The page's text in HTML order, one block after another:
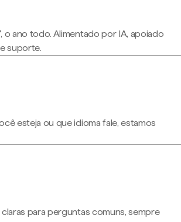
o ano todo. Alimentado por IA, apoiado
suporte.
esteja ou que idioma fale, estamos
para perguntas comuns, sempre